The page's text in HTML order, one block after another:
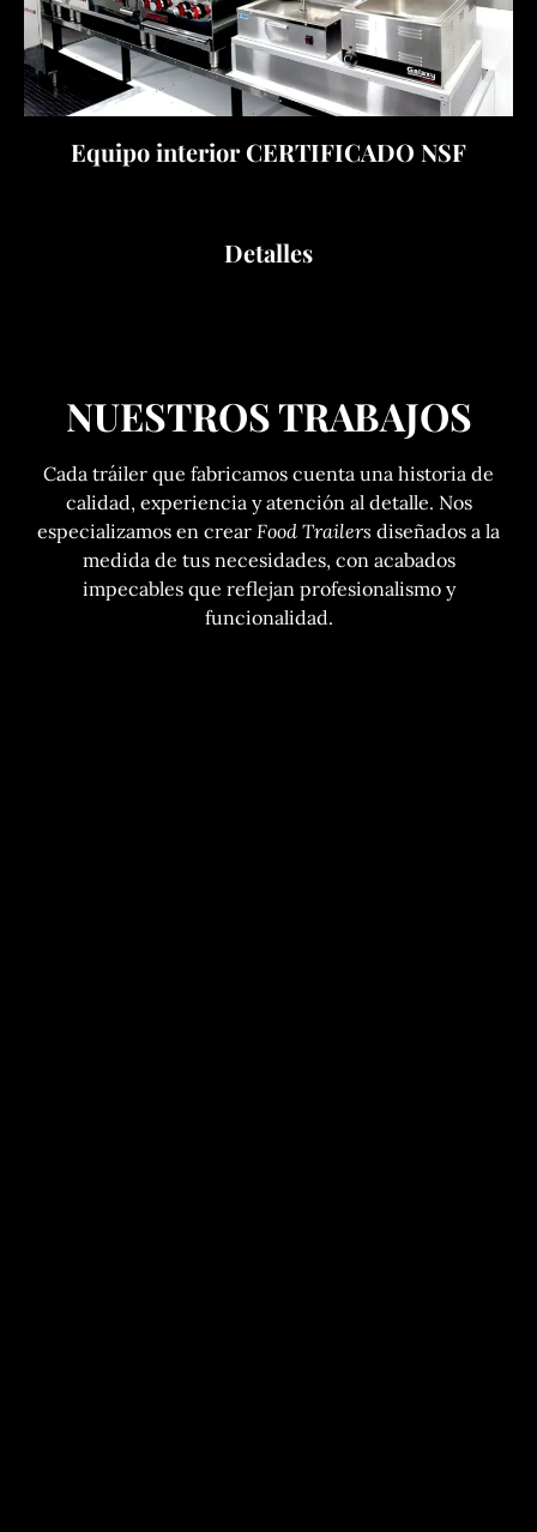
Equipo interior CERTIFICADO NSF
Detalles
NUESTROS TRABAJOS
Cada tráiler que fabricamos cuenta una historia de
calidad, experiencia y atención al detalle. Nos
especializamos en crear Food Trailers diseñados a la
medida de tus necesidades, con acabados
impecables que reflejan profesionalismo y
funcionalidad.